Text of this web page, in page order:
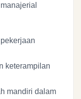
keterampilan
mandiri dalam